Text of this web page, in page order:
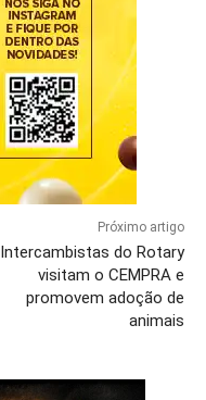
Próximo artigo
Intercambistas do Rotary
visitam o CEMPRA e
promovem adoção de
animais